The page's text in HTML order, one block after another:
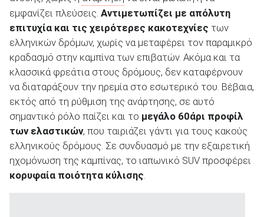
εμφανίζει πλεύσεις. Αντιμετωπίζει με απόλυτη
επιτυχία και τις χειρότερες κακοτεχνίες των
ελληνικών δρόμων, χωρίς να μεταφέρει τον παραμικρό
κραδασμό στην καμπίνα των επιβατών. Ακόμα και τα
κλασσικά φρεάτια στους δρόμους, δεν καταφέρνουν
να διαταράξουν την ηρεμία στο εσωτερικό του. Βέβαια,
εκτός από τη ρύθμιση της ανάρτησης, σε αυτό
σημαντικό ρόλο παίζει και το μεγάλο 60άρι προφίλ
των ελαστικών, που ταιριάζει γάντι για τους κακούς
ελληνικούς δρόμους. Σε συνδυασμό με την εξαιρετική
ηχομόνωση της καμπίνας, το ιαπωνικό SUV προσφέρει
κορυφαία ποιότητα κύλισης.